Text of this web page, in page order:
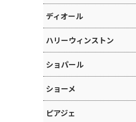
ディオール
ハリーウィンストン
ショパール
ショーメ
ピアジェ